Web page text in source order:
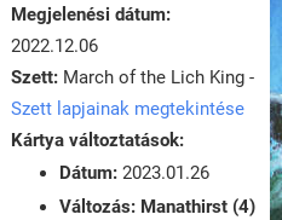
Megjelenési dátum:
2022.12.06
Szett: March of the Lich King -
Szett lapjainak megtekintése
Kártya változtatások:
Dátum: 2023.01.26
Változás: Manathirst (4)